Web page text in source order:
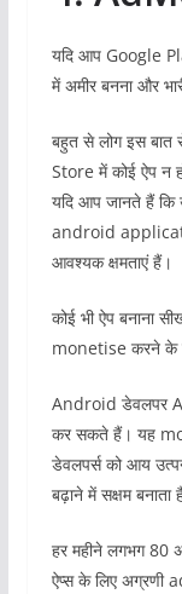
यदि आप Google
में अमीर बनना और
बहुत से लोग इस
Store में कोई ऐप न
यदि आप जानते हैं
android
आवश्यक क्षमताएं हैं।
कोई भी ऐप बनाना
monetise करने के
Android डेवलपर
कर सकते हैं। यह
डेवलपर्स को आय
बढ़ाने में सक्षम बनाता
हर महीने लगभग 80
ऐप्स के लिए